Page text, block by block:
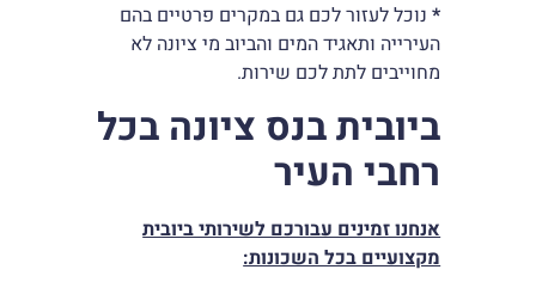
*נוכל לעזור לכם גם במקרים פרטיים בהם
העירייה ותאגיד המים והביוב מי ציונה לא
מחוייבים לתת לכם שירות.
ביובית בנס ציונה בכל
רחבי העיר
אנחנו זמינים עבורכם לשירותי ביובית
מקצועיים בכל השכונות: